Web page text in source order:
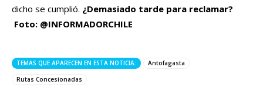
dicho se cumplió. ¿Demasiado tarde para reclamar?
Foto: @INFORMADORCHILE
TEMAS QUE APARECEN EN ESTA NOTICIA:
Antofagasta
Rutas Concesionadas